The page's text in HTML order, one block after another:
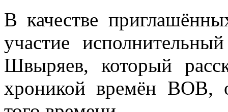
В качестве
участие
Швыряев, который
хроникой времён ВОВ,